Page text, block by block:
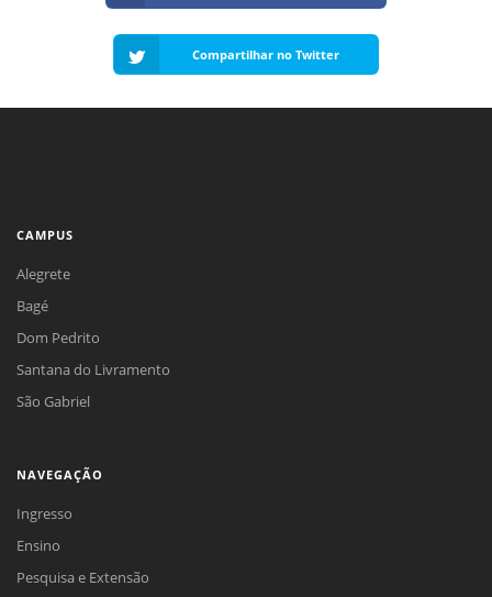
Compartilhar no Twitter
CAMPUS
Alegrete
Bagé
Dom Pedrito
Santana do Livramento
São Gabriel
NAVEGAÇÃO
Ingresso
Ensino
Pesquisa e Extensão